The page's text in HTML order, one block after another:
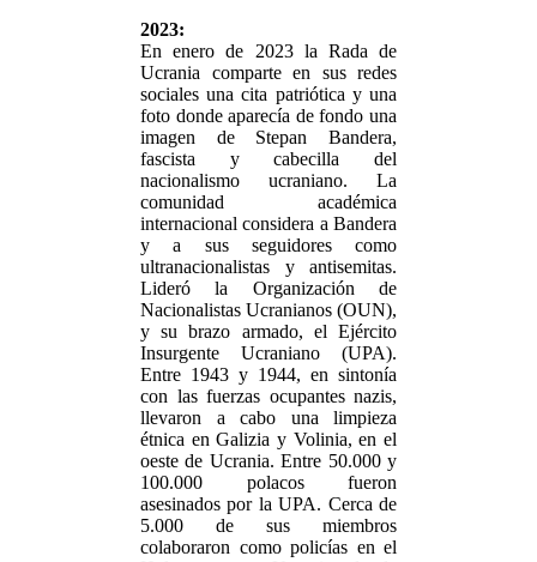
2023:
En enero de 2023 la Rada de
Ucrania comparte en sus redes
sociales una cita patriótica y una
foto donde aparecía de fondo una
imagen de Stepan Bandera,
fascista y cabecilla del
nacionalismo ucraniano. La
comunidad académica
internacional considera a Bandera
y a sus seguidores como
ultranacionalistas y antisemitas.
Lideró la Organización de
Nacionalistas Ucranianos (OUN),
y su brazo armado, el Ejército
Insurgente Ucraniano (UPA).
Entre 1943 y 1944, en sintonía
con las fuerzas ocupantes nazis,
llevaron a cabo una limpieza
étnica en Galizia y Volinia, en el
oeste de Ucrania. Entre 50.000 y
100.000 polacos fueron
asesinados por la UPA. Cerca de
5.000 de sus miembros
colaboraron como policías en el